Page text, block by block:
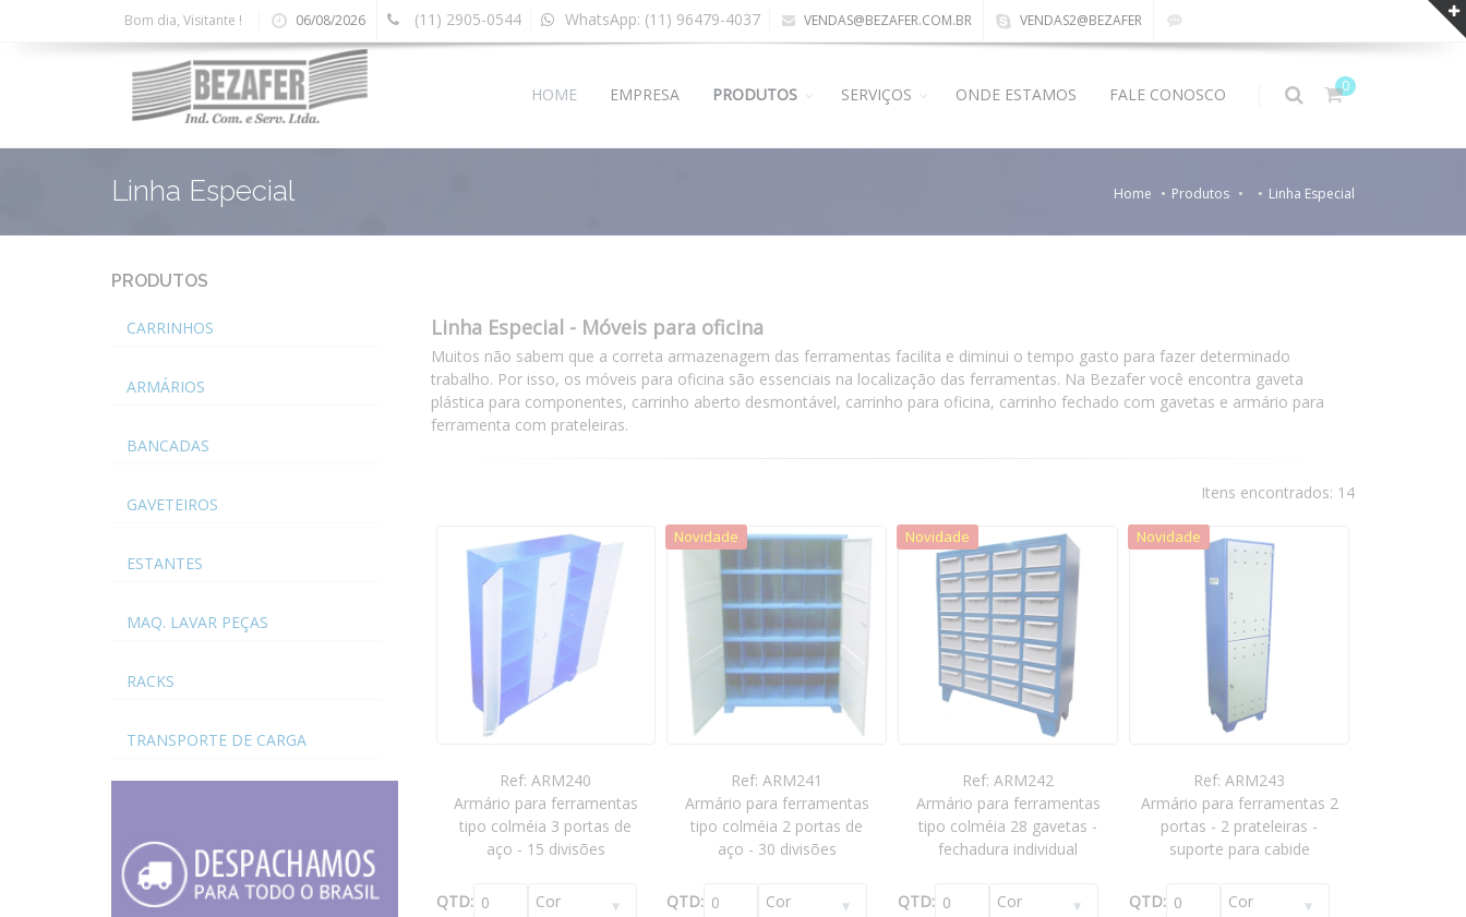
Bom dia, Visitante ! 06/08/2026 (11) 2905-0544 WhatsApp: (11) 96479-4037 VENDAS@BEZAFER.COM.BR VENDAS2@BEZAFER
0
HOME EMPRESA PRODUTOS SERVIÇOS ONDE ESTAMOS FALE CONOSCO
Linha Especial Home Produtos Linha Especial
PRODUTOS
CARRINHOS
ARMÁRIOS
BANCADAS
GAVETEIROS
ESTANTES
MAQ. LAVAR PEÇAS
RACKS
TRANSPORTE DE CARGA
Linha Especial - Móveis para oficina
Muitos não sabem que a correta armazenagem das ferramentas facilita e diminui o tempo gasto para fazer determinado
trabalho. Por isso, os móveis para oficina são essenciais na localização das ferramentas. Na Bezafer você encontra gaveta
plástica para componentes, carrinho aberto desmontável, carrinho para oficina, carrinho fechado com gavetas e armário para
ferramenta com prateleiras.
Itens encontrados: 14
Ref: ARM240
Armário para ferramentas
tipo colméia 3 portas de
aço - 15 divisões
QTD:
Novidade
Ref: ARM241
Armário para ferramentas
tipo colméia 2 portas de
aço - 30 divisões
QTD:
Novidade
Ref: ARM242
Armário para ferramentas
tipo colméia 28 gavetas -
fechadura individual
QTD:
Novidade
Ref: ARM243
Armário para ferramentas 2
portas - 2 prateleiras -
suporte para cabide
QTD: